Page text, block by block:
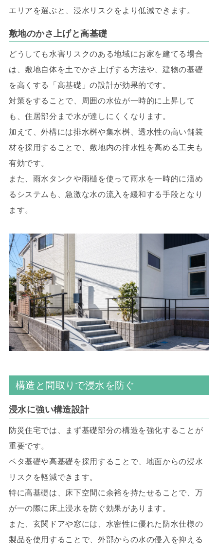
エリアを選ぶと、浸水リスクをより低減できます。
敷地のかさ上げと高基礎
どうしても水害リスクのある地域にお家を建てる場合
は、敷地自体を土でかさ上げする方法や、建物の基礎
を高くする「高基礎」の設計が効果的です。
対策をすることで、周囲の水位が一時的に上昇して
も、住居部分まで水が達しにくくなります。
加えて、外構には排水桝や集水桝、透水性の高い舗装
材を採用することで、敷地内の排水性を高める工夫も
有効です。
また、雨水タンクや雨樋を使って雨水を一時的に溜め
るシステムも、急激な水の流入を緩和する手段となり
ます。
構造と間取りで浸水を防ぐ
浸水に強い構造設計
防災住宅では、まず基礎部分の構造を強化することが
重要です。
ベタ基礎や高基礎を採用することで、地面からの浸水
リスクを軽減できます。
特に高基礎は、床下空間に余裕を持たせることで、万
が一の際に床上浸水を防ぐ効果があります。
また、玄関ドアや窓には、水密性に優れた防水仕様の
製品を使用することで、外部からの水の侵入を抑える